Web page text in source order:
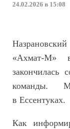
24.02.2026 в 15:08
«Ахмат‑М»
закончилась
команды.
в Ессентуках.
Как